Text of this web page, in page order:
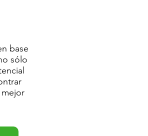
base
sólo